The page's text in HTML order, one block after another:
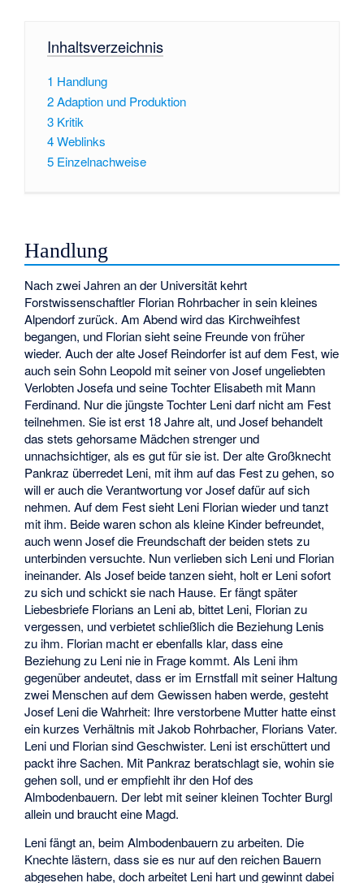
Inhaltsverzeichnis
1 Handlung
2Adaption und Produktion
3 Kritik
4Weblinks
5 Einzelnachweise
Handlung
Nach zwei Jahren an der Universität kehrt
Forstwissenschaftler Florian Rohrbacher in sein kleines
Alpendorf zurück. Am Abend wird das Kirchweihfest
begangen, und Florian sieht seine Freunde von früher
wieder. Auch der alte Josef Reindorfer ist auf dem Fest, wie
auch sein Sohn Leopold mit seiner von Josef ungeliebten
Verlobten Josefa und seine Tochter Elisabeth mit Mann
Ferdinand. Nur die jüngste Tochter Leni darf nicht am Fest
teilnehmen. Sie ist erst 18 Jahre alt, und Josef behandelt
das stets gehorsame Mädchen strenger und
unnachsichtiger, als es gut für sie ist. Der alte Großknecht
Pankraz überredet Leni, mit ihm auf das Fest zu gehen, so
will er auch die Verantwortung vor Josef dafür auf sich
nehmen. Auf dem Fest sieht Leni Florian wieder und tanzt
mit ihm. Beide waren schon als kleine Kinder befreundet,
auch wenn Josef die Freundschaft der beiden stets zu
unterbinden versuchte. Nun verlieben sich Leni und Florian
ineinander. Als Josef beide tanzen sieht, holt er Leni sofort
zu sich und schickt sie nach Hause. Er fängt später
Liebesbriefe Florians an Leni ab, bittet Leni, Florian zu
vergessen, und verbietet schließlich die Beziehung Lenis
zu ihm. Florian macht er ebenfalls klar, dass eine
Beziehung zu Leni nie in Frage kommt. Als Leni ihm
gegenüber andeutet, dass er im Ernstfall mit seiner Haltung
zwei Menschen auf dem Gewissen haben werde, gesteht
Josef Leni die Wahrheit: Ihre verstorbene Mutter hatte einst
ein kurzes Verhältnis mit Jakob Rohrbacher, Florians Vater.
Leni und Florian sind Geschwister. Leni ist erschüttert und
packt ihre Sachen. Mit Pankraz beratschlagt sie, wohin sie
gehen soll, und er empfiehlt ihr den Hof des
Almbodenbauern. Der lebt mit seiner kleinen Tochter Burgl
allein und braucht eine Magd.
Leni fängt an, beim Almbodenbauern zu arbeiten. Die
Knechte lästern, dass sie es nur auf den reichen Bauern
abgesehen habe, doch arbeitet Leni hart und gewinnt dabei